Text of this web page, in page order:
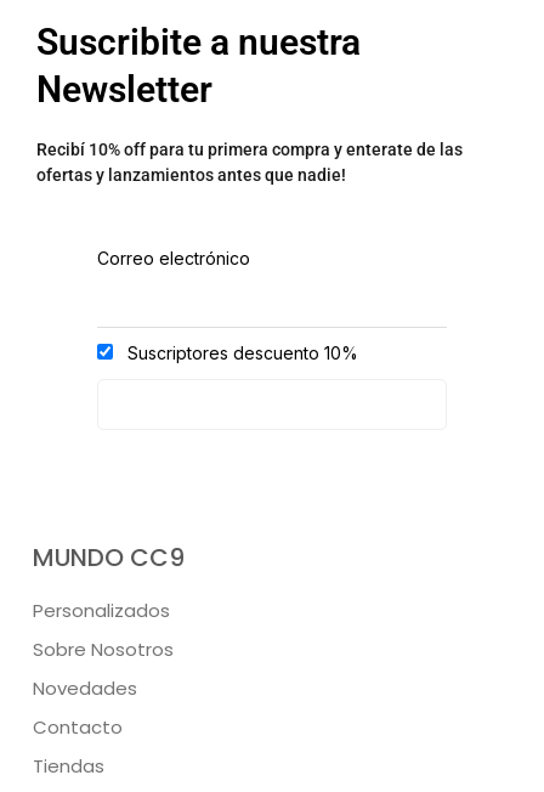
Suscribite a nuestra
Newsletter
Recibí 10% off para tu primera compra y enterate de las
ofertas y lanzamientos antes que nadie!
Correo electrónico
Suscriptores descuento 10%
MUNDO CC9
Personalizados
Sobre Nosotros
Novedades
Contacto
Tiendas